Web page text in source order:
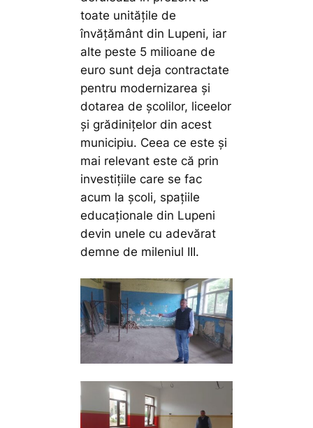
toate unitățile de
învățământ din Lupeni, iar
alte peste 5 milioane de
euro sunt deja contractate
pentru modernizarea și
dotarea de școlilor, liceelor
și grădinițelor din acest
municipiu. Ceea ce este și
mai relevant este că prin
investițiile care se fac
acum la școli, spațiile
educaționale din Lupeni
devin unele cu adevărat
demne de mileniul III.